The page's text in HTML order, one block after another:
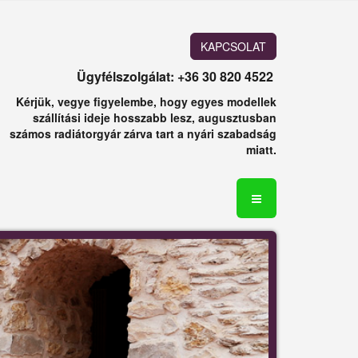
KAPCSOLAT
Ügyfélszolgálat: +36 30 820 4522
Kérjük, vegye figyelembe, hogy egyes modellek
szállítási ideje hosszabb lesz, augusztusban
számos radiátorgyár zárva tart a nyári szabadság
miatt.